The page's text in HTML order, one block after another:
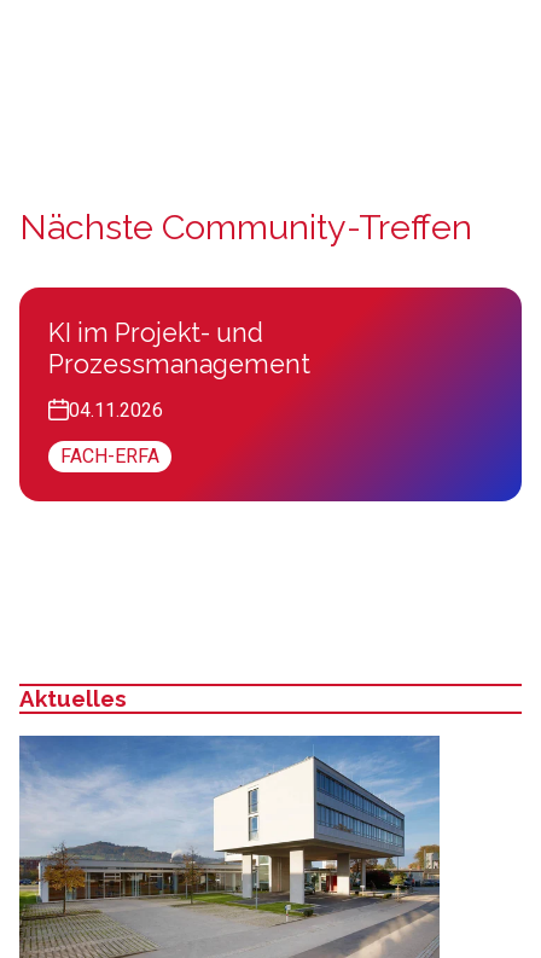
Nächste Community-Treffen
KI im Projekt- und
Prozessmanagement
04.11.2026
FACH-ERFA
Aktuelles
: